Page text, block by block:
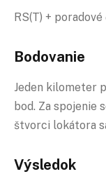
RS(T) +
Bodovanie
Jeden kilometer
bod. Za spojenie
štvorci lokátora
Výsledok